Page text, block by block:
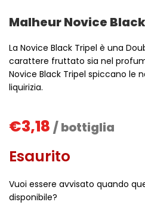
Malheur Novice
La Novice Black Tripel è una
carattere fruttato sia nel
Novice Black Tripel spiccano le
liquirizia.
€3,18 / bottiglia
Esaurito
Vuoi essere avvisato quando
disponibile?